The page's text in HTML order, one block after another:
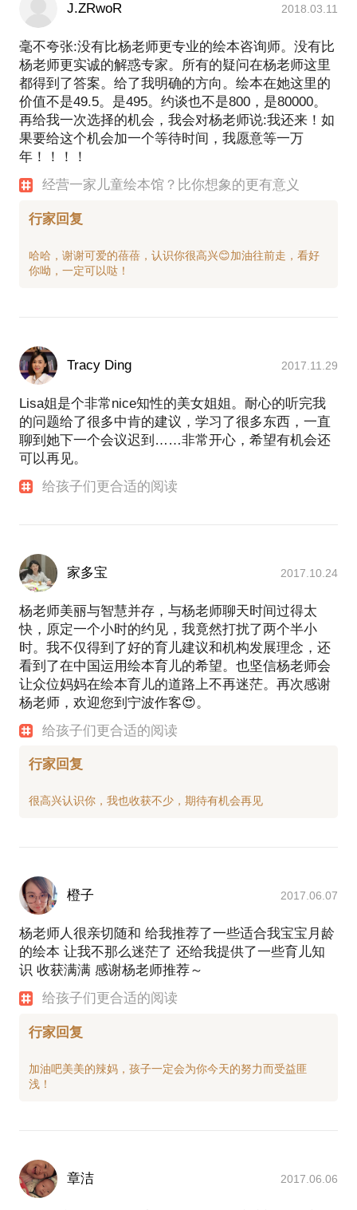
J.ZRwoR 2018.03.11
毫不夸张:没有比杨老师更专业的绘本咨询师。没有比
杨老师更实诚的解惑专家。所有的疑问在杨老师这里
都得到了答案。给了我明确的方向。绘本在她这里的
价值不是49.5。是495。约谈也不是800，是80000。
再给我一次选择的机会，我会对杨老师说:我还来！如
果要给这个机会加一个等待时间，我愿意等一万
年！！！！
经营一家儿童绘本馆？比你想象的更有意义
行家回复
哈哈，谢谢可爱的蓓蓓，认识你很高兴😊加油往前走，看好
Tracy Ding 2017.11.29
Lisa姐是个非常nice知性的美女姐姐。耐心的听完我
的问题给了很多中肯的建议，学习了很多东西，一直
聊到她下一个会议迟到……非常开心，希望有机会还
可以再见。
给孩子们更合适的阅读
家多宝 2017.10.24
杨老师美丽与智慧并存，与杨老师聊天时间过得太
快，原定一个小时的约见，我竟然打扰了两个半小
时。我不仅得到了好的育儿建议和机构发展理念，还
看到了在中国运用绘本育儿的希望。也坚信杨老师会
让众位妈妈在绘本育儿的道路上不再迷茫。再次感谢
杨老师，欢迎您到宁波作客😍。
给孩子们更合适的阅读
行家回复
橙子 2017.06.07
杨老师人很亲切随和 给我推荐了一些适合我宝宝月龄
的绘本 让我不那么迷茫了 还给我提供了一些育儿知
识 收获满满 感谢杨老师推荐～
给孩子们更合适的阅读
行家回复
加油吧美美的辣妈，孩子一定会为你今天的努力而受益匪
章洁 2017.06.06